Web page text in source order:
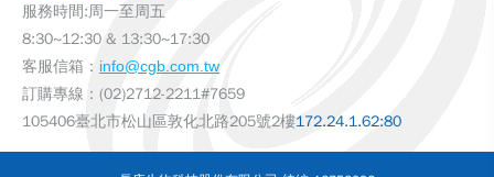
服務時間:周一至周五
8:30~12:30 & 13:30~17:30
客服信箱： info@cgb.com.tw
訂購專線：(02)2712-2211#7659
105406臺北市松山區敦化北路205號2樓172.24.1.62:80